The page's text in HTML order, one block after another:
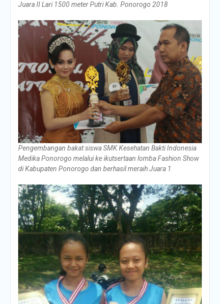
Juara II Lari 1500 meter Putri Kab. Ponorogo 2018
Pengembangan bakat siswa SMK Kesehatan Bakti Indonesia
Medika Ponorogo melalui ke ikutsertaan lomba Fashion Show
di Kabupaten Ponorogo dan berhasil meraih Juara 1